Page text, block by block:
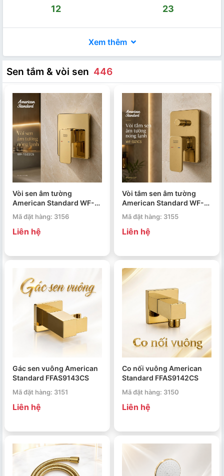
12 23
Xem thêm
Sen tắm & vòi sen 446
Vòi sen âm tường
American Standard WF-
1322CS Acacia Evolution
Mã đặt hàng: 3156
Liên hệ
Vòi tắm sen âm tường
American Standard WF-
1321CS Acacia Evolution
Mã đặt hàng: 3155
Liên hệ
Gác sen vuông American
Standard FFAS9143CS
Mã đặt hàng: 3151
Liên hệ
Co nối vuông American
Standard FFAS9142CS
Mã đặt hàng: 3150
Liên hệ